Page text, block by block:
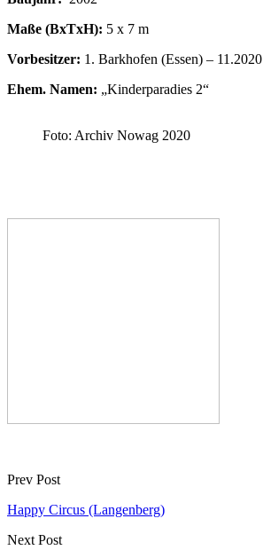
Maße (BxTxH): 5 x 7 m
Vorbesitzer: 1. Barkhofen (Essen) – 11.2020
Ehem. Namen: „Kinderparadies 2“
Foto: Archiv Nowag 2020
Prev Post
Happy Circus (Langenberg)
Next Post